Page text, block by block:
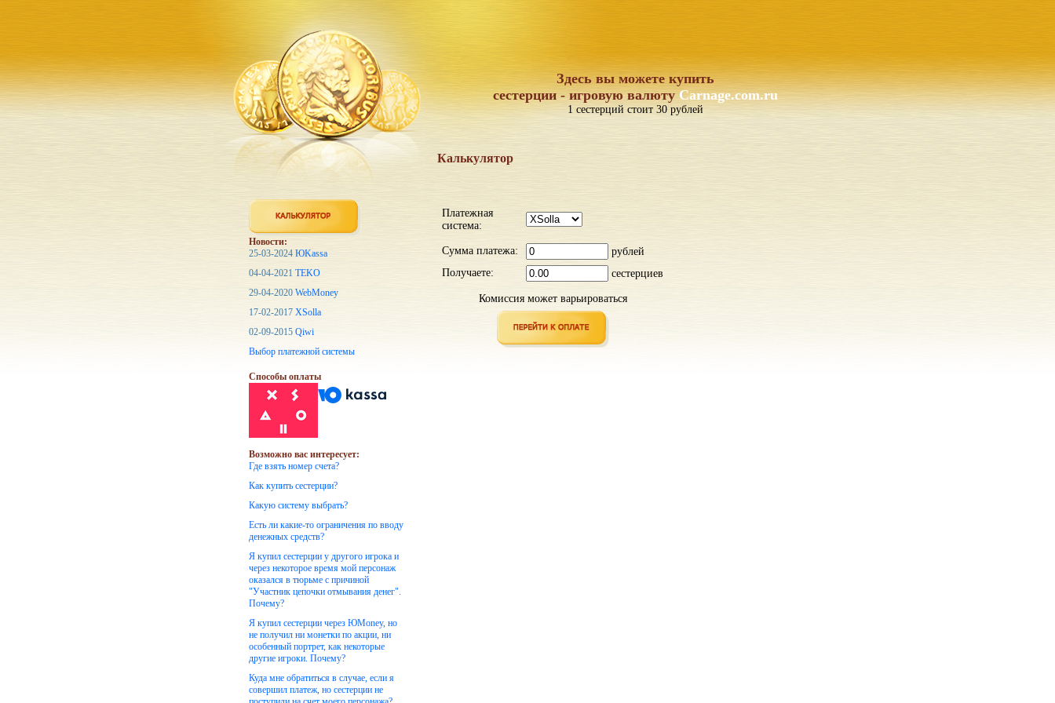
Здесь вы можете купить
сестерции - игровую валютуCarnage.com.ru
1 сестерций стоит 30 рублей
Калькулятор
Платежная
система:
Сумма платежа:
рублей
Получаете:
сестерциев
Комиссия может варьироваться
Новости:
25-03-2024 ЮKassa
04-04-2021 TEKO
29-04-2020 WebMoney
17-02-2017 XSolla
02-09-2015 Qiwi
Выбор платежной системы
Способы оплаты
Возможно вас интересует:
Где взять номер счета?
Как купить сестерции?
Какую систему выбрать?
Есть ли какие-то ограничения по вводу
денежных средств?
Я купил сестерции у другого игрока и
через некоторое время мой персонаж
оказался в тюрьме с причиной
"Участник цепочки отмывания денег".
Почему?
Я купил сестерции через ЮMoney, но
не получил ни монетки по акции, ни
особенный портрет, как некоторые
другие игроки. Почему?
Куда мне обратиться в случае, если я
совершил платеж, но сестерции не